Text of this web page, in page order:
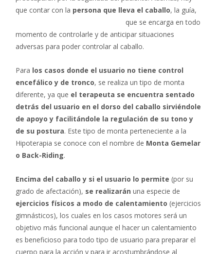
que contar con la persona que lleva el caballo, la guía,
que se encarga en todo
momento de controlarle y de anticipar situaciones
adversas para poder controlar al caballo.
Para los casos donde el usuario no tiene control
encefálico y de tronco, se realiza un tipo de monta
diferente, ya que el terapeuta se encuentra sentado
detrás del usuario en el dorso del caballo sirviéndole
de apoyo y facilitándole la regulación de su tono y
de su postura. Este tipo de monta perteneciente a la
Hipoterapia se conoce con el nombre de Monta Gemelar
o Back-Riding.
Encima del caballo y si el usuario lo permite (por su
grado de afectación), se realizarán una especie de
ejercicios físicos a modo de calentamiento (ejercicios
gimnásticos), los cuales en los casos motores será un
objetivo más funcional aunque el hacer un calentamiento
es beneficioso para todo tipo de usuario para preparar el
cuerpo para la acción y para ir acostumbrándose al